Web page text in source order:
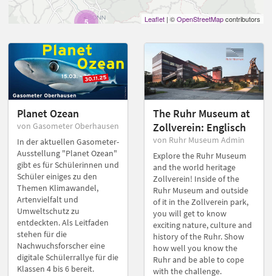
5 Leaflet | ©OpenStreetMapcontributors
Planet Ozean
von Gasometer Oberhausen
In der aktuellen Gasometer-
Ausstellung "Planet Ozean"
gibt es für Schülerinnen und
Schüler einiges zu den
Themen Klimawandel,
Artenvielfalt und
Umweltschutz zu
entdeckten. Als Leitfaden
stehen für die
Nachwuchsforscher eine
digitale Schülerrallye für die
Klassen 4 bis 6 bereit.
The Ruhr Museum at
Zollverein: Englisch
von Ruhr Museum Admin
Explore the Ruhr Museum
and the world heritage
Zollverein! Inside of the
Ruhr Museum and outside
of it in the Zollverein park,
you will get to know
exciting nature, culture and
history of the Ruhr. Show
how well you know the
Ruhr and be able to cope
with the challenge.